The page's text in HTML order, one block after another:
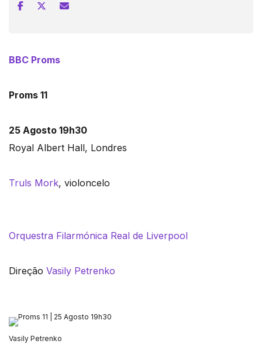
BBC Proms
Proms 11
25 Agosto 19h30
Royal Albert Hall, Londres
Truls Mork, violoncelo
Orquestra Filarmónica Real de Liverpool
Direção Vasily Petrenko
Vasily Petrenko